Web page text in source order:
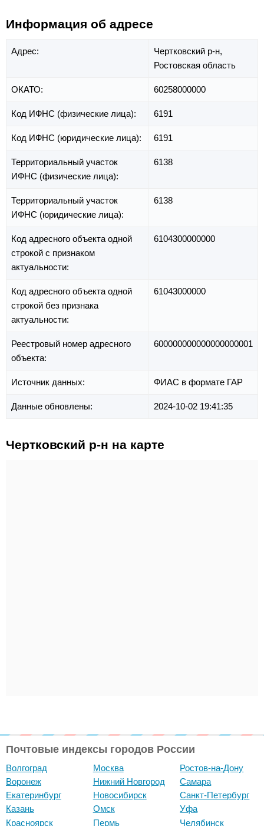
Информация об адресе
Адрес:
Чертковский р-н,
Ростовская область
ОКАТО: 60258000000
Код ИФНС (физические лица): 6191
Код ИФНС (юридические лица): 6191
Территориальный участок
ИФНС (физические лица):
6138
Территориальный участок
ИФНС (юридические лица):
6138
Код адресного объекта одной
строкой с признаком
актуальности:
6104300000000
Код адресного объекта одной
строкой без признака
актуальности:
61043000000
Реестровый номер адресного
объекта:
600000000000000000001
Источник данных: ФИАС в формате ГАР
Данные обновлены: 2024-10-02 19:41:35
Чертковский р-н на карте
Почтовые индексы городов России
Волгоград
Воронеж
Екатеринбург
Казань
Красноярск
Москва
Нижний Новгород
Новосибирск
Омск
Пермь
Ростов-на-Дону
Самара
Санкт-Петербург
Уфа
Челябинск